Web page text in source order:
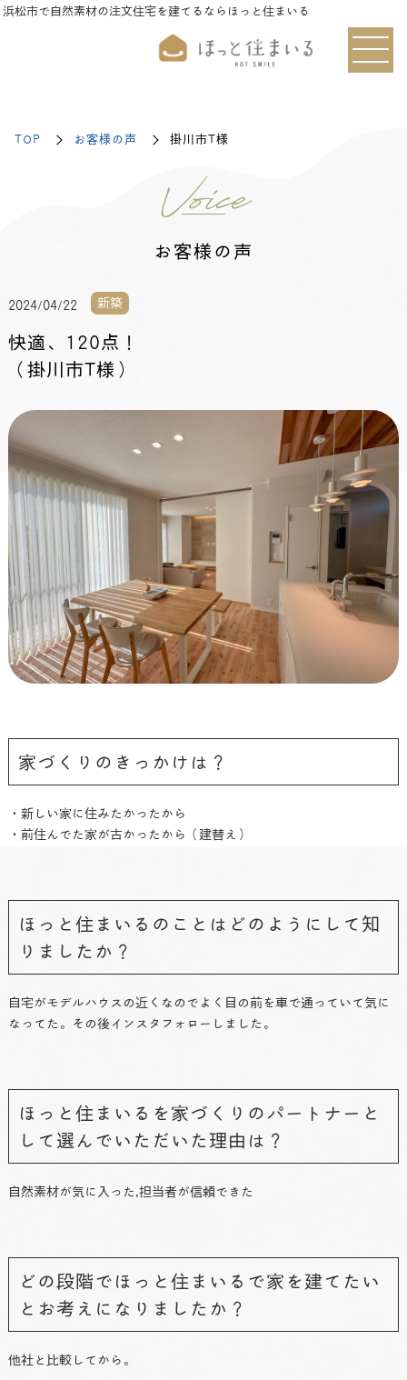
浜松市で自然素材の注文住宅を建てるならほっと住まいる
TOP お客様の声 掛川市T様
Voice
お客様の声
2024/04/22 新築
快適、120点！
（掛川市T様）
家づくりのきっかけは？
・新しい家に住みたかったから
・前住んでた家が古かったから（建替え）
ほっと住まいるのことはどのようにして知
りましたか？
自宅がモデルハウスの近くなのでよく目の前を車で通っていて気に
なってた。その後インスタフォローしました。
ほっと住まいるを家づくりのパートナーと
して選んでいただいた理由は？
自然素材が気に入った,担当者が信頼できた
どの段階でほっと住まいるで家を建てたい
とお考えになりましたか？
他社と比較してから。